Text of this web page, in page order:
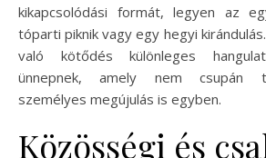
kikapcsolódási formát, legyen az
tóparti piknik vagy egy hegyi
való kötődés különleges
ünnepnek, amely nem csupán
személyes megújulás is egyben.
Közösségi és